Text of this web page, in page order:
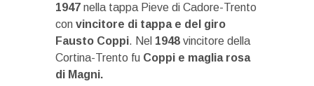
1947 nella tappa Pieve di Cadore-Trento
con vincitore di tappa e del giro
Fausto Coppi. Nel 1948 vincitore della
Cortina-Trento fu Coppi e maglia rosa
di Magni.